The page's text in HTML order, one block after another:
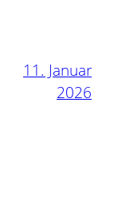
11. Januar
2026